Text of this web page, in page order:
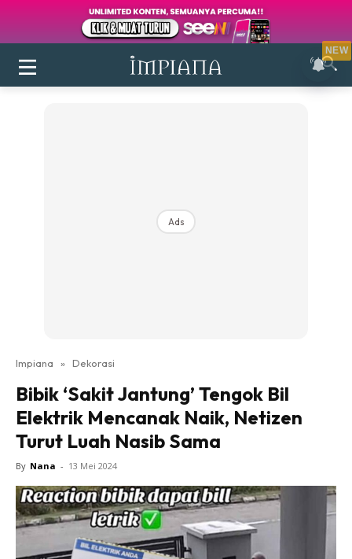
Login|Register
Ruang Makan
Ruang Tamu
Direktori
Interior Design
Landskap
DIY
Bilik Air
Bilik Tidur
Ads
Impiana » Dekorasi
Bibik ‘Sakit Jantung’ Tengok Bil
Elektrik Mencanak Naik, Netizen
Turut Luah Nasib Sama
By Nana - 13 Mei 2024
NEW